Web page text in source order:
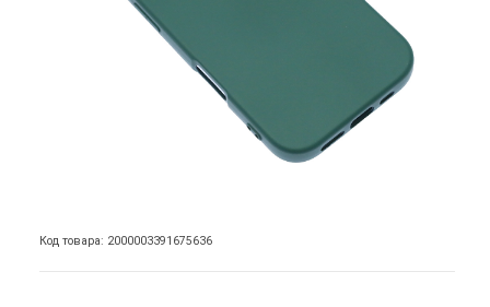
Код товара: 2000003391675636